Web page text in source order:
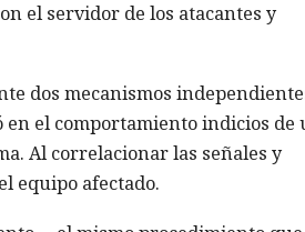
el servidor de los atacantes y
dos mecanismos
el comportamiento indicios de
Al correlacionar las señales y
equipo afectado.